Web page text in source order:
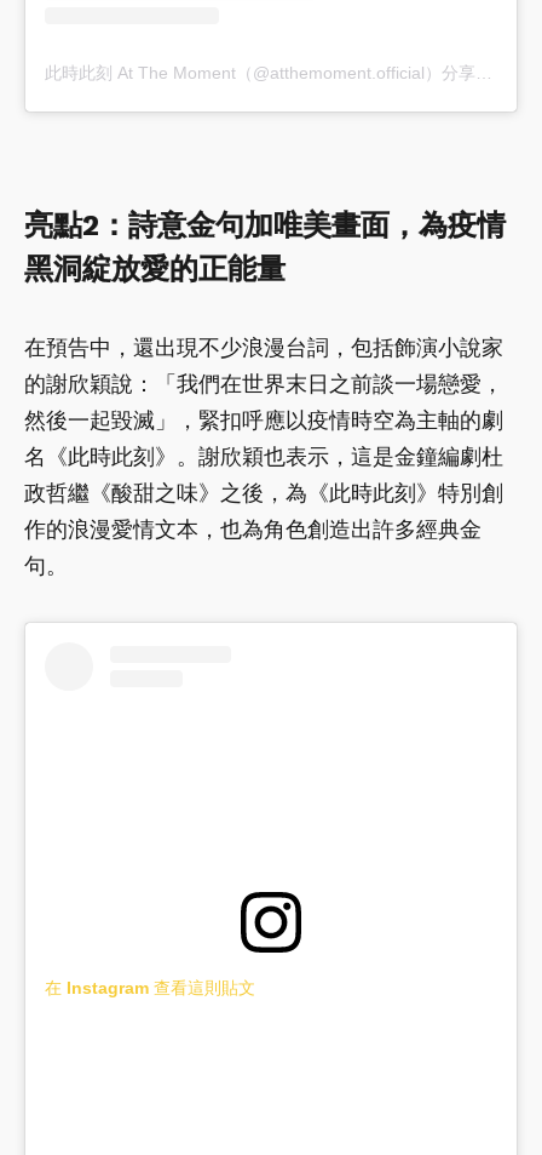
亮點2：詩意金句加唯美畫面，為疫情
黑洞綻放愛的正能量
在預告中，還出現不少浪漫台詞，包括飾演小說家
的謝欣穎說：「我們在世界末日之前談一場戀愛，
然後一起毀滅」，緊扣呼應以疫情時空為主軸的劇
名《此時此刻》。謝欣穎也表示，這是金鐘編劇杜
政哲繼《酸甜之味》之後，為《此時此刻》特別創
作的浪漫愛情文本，也為角色創造出許多經典金
句。
在 Instagram 查看這則貼文